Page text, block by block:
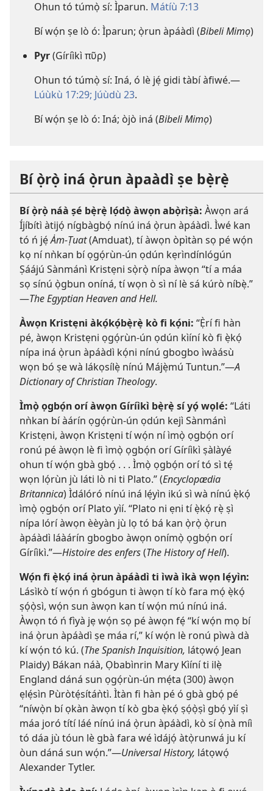
Ohun tó túmọ̀ sí: Ìparun. Mátíù 7:13
Bí wọ́n ṣe lò ó: Ìparun; ọ̀run àpáàdì (Bibeli Mimọ)
Pyr(Gíríìkì πῦρ)
Ohun tó túmọ̀ sí: Iná, ó lè jẹ́ gidi tàbí àfiwé.​—
Lúùkù 17:29; Júùdù 23.
Bí wọ́n ṣe lò ó: Iná; òjò iná (Bibeli Mimọ)
Bí ọ̀rọ̀ iná ọ̀run àpaàdì ṣe bẹ̀rẹ̀
Bí ọ̀rọ̀ náà ṣé bẹ̀rẹ̀ lọ́dọ̀ àwọn abọ̀rìṣà: Àwọn ará
Íjíbítì àtijọ́ nígbàgbọ́ nínú iná ọ̀run àpáàdì. Ìwé kan
tó ń jẹ́Ȧm-Ṭuat(Amduat), tí àwọn òpìtàn sọ pé wọ́n
kọ ní nǹkan bí ọgọ́rùn-ún ọdún kẹrìndínlógún
Ṣáájú Sànmánì Kristẹni sọ̀rọ̀ nípa àwọn “tí a máa
sọ sínú ọ̀gbun oníná, tí wọn ò sì ní lè sá kúrò níbẹ̀.”​
—The Egyptian Heaven and Hell.
Àwọn Kristẹni àkọ́kọ́bẹ̀rẹ̀ kò fi kọ́ni: “Ẹ̀rí fi hàn
pé, àwọn Kristẹni ọgọ́rùn-ún ọdún kìíní kò fi ẹ̀kọ́
nípa iná ọ̀run àpáàdì kọ́ni nínú gbogbo ìwàásù
wọn bó ṣe wà lákọsílẹ̀ nínú Májẹ̀mú Tuntun.”​—A
Dictionary of Christian Theology.
Ìmọ̀ ọgbọ́n orí àwọn Gíríìkì bẹ̀rẹ̀ sí yọ́ wọlé: “Láti
nǹkan bí àárín ọgọ́rùn-ún ọdún kejì Sànmánì
Kristẹni, àwọn Kristẹni tí wọ́n ní ìmọ̀ ọgbọ́n orí
ronú pé àwọn lè fi ìmọ̀ ọgbọ́n orí Gíríìkì ṣàlàyé
ohun tí wọ́n gbà gbọ́ . . . Ìmọ̀ ọgbọ́n orí tó sì tẹ́
wọn lọ́rùn jù láti lò ni ti Plato.” (Encyclopædia
Britannica) Ìdálóró nínú iná lẹ́yìn ikú sì wà nínú ẹ̀kọ́
ìmọ̀ ọgbọ́n orí Plato yìí. “Plato ni ẹni tí ẹ̀kọ́ rẹ̀ ṣì
nípa lórí àwọn èèyàn jù lọ tó bá kan ọ̀rọ̀ ọ̀run
àpáàdì láàárín gbogbo àwọn onímọ̀ ọgbọ́n orí
Gíríìkì.”​—Histoire des enfers(The History of Hell).
Wọ́n fi ẹ̀kọ́ iná ọ̀run àpáàdì ti ìwà ìkà wọn lẹ́yìn:
Lásìkò tí wọ́n ń gbógun ti àwọn tí kò fara mọ́ ẹ̀kọ́
ṣọ́ọ̀sì, wọ́n sun àwọn kan tí wọ́n mú nínú iná.
Àwọn tó ń fìyà jẹ wọ́n sọ pé àwọn fẹ́ “kí wọ́n mọ bí
iná ọ̀run àpáàdì ṣe máa rí,” kí wọ́n lè ronú pìwà dà
kí wọ́n tó kú. (The Spanish Inquisition, látọwọ́ Jean
Plaidy) Bákan náà, Ọbabìnrin Mary Kìíní ti ilẹ̀
England dáná sun ọgọ́rùn-ún mẹ́ta (300) àwọn
ẹlẹ́sìn Pùròtẹ́sítáǹtì. Ìtàn fi hàn pé ó gbà gbọ́ pé
“níwọ̀n bí ọkàn àwọn tí kò gba ẹ̀kọ́ ṣọ́ọ̀ṣì gbọ́ yìí ṣì
máa joró títí láé nínú iná ọ̀run àpáàdì, kò sí ọ̀nà míì
tó dáa jù tóun lè gbà fara wé ìdájọ́ àtọ̀runwá ju kí
òun dáná sun wọ́n.”​—Universal History, látọwọ́
Alexander Tytler.